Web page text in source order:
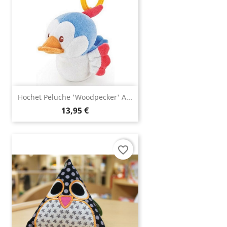
Hochet Peluche 'woodpecker' A...
13,95 €
favorite_border